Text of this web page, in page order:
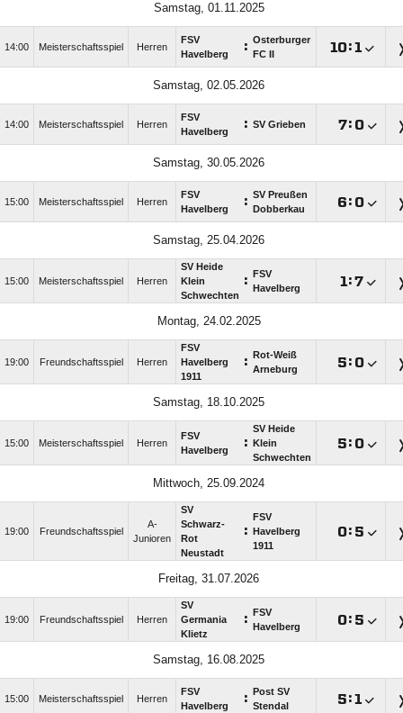
Samstag, 01.11.2025
14:00 Meisterschaftsspiel Herren
FSV
Havelberg
: Osterburger
FC II
:
Samstag, 02.05.2026
14:00 Meisterschaftsspiel Herren
FSV
Havelberg
: SV Grieben : 
Samstag, 30.05.2026
15:00 Meisterschaftsspiel Herren
FSV
Havelberg
: SV Preußen
Dobberkau
: 
Samstag, 25.04.2026
15:00 Meisterschaftsspiel Herren
SV Heide
Klein
Schwechten
:
FSV
Havelberg
:
Montag, 24.02.2025
19:00 Freundschaftsspiel Herren
FSV
Havelberg
1911
:
Rot-Weiß
Arneburg
: 
Samstag, 18.10.2025
15:00 Meisterschaftsspiel Herren
FSV
Havelberg
:
SV Heide
Klein
Schwechten
: 
Mittwoch, 25.09.2024
19:00 Freundschaftsspiel
A-
Junioren
SV
Schwarz-
Rot
Neustadt
:
FSV
Havelberg
1911
: 
Freitag, 31.07.2026
19:00 Freundschaftsspiel Herren
SV
Germania
Klietz
:
FSV
Havelberg
: 
Samstag, 16.08.2025
15:00 Meisterschaftsspiel Herren
FSV
Havelberg
:
Post SV
Stendal
: